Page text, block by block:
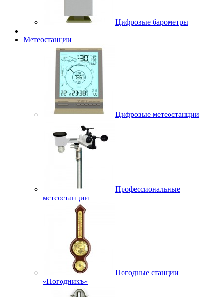
Цифровые барометры
Метеостанции
Цифровые метеостанции
Профессиональные
метеостанции
Погодные станции
«Погодникъ»